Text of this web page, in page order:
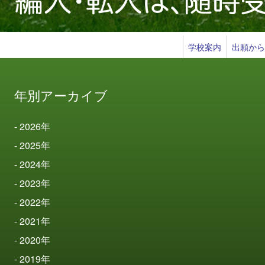
学校案内 出願か
年別アーカイブ
2026年
2025年
2024年
2023年
2022年
2021年
2020年
2019年